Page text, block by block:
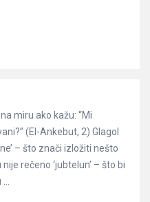
miru ako kažu: “Mi
(El-Ankebut, 2) Glagol
– što znači izložiti nešto
rečeno ‘jubtelun’ – što bi